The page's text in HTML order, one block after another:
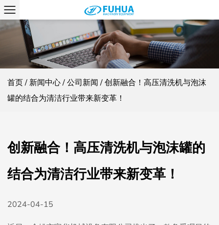
首页 / 新闻中心 / 公司新闻 / 创新融合！高压清洗机与泡沫
罐的结合为清洁行业带来新变革！
创新融合！高压清洗机与泡沫罐的
结合为清洁行业带来新变革！
2024-04-15